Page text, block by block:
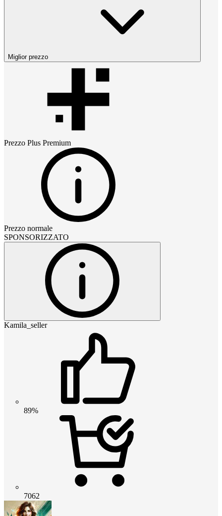
Miglior prezzo
Prezzo Plus Premium
Prezzo normale
SPONSORIZZATO
Kamila_seller
89%
7062